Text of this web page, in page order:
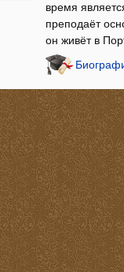
время
преподаёт
он живёт в